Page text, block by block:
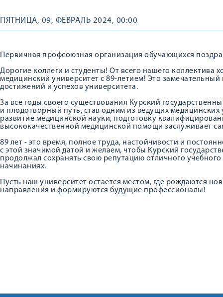
ПЯТНИЦА, 09, ФЕВРАЛЬ 2024, 00:00
Первичная профсоюзная организация обучающихся
Дорогие коллеги и студенты! От всего нашего коллектива
медицинский университет с 89-летием! Это
достижений и успехов университета.
За все годы своего существования Курский
и плодотворный путь, став одним из ведущих
развитие медицинской науки, подготовку
высококачественной медицинской помощи заслуживает
89 лет - это время, полное труда, настойчивости и
с этой значимой датой и желаем, чтобы Курский
продолжал сохранять свою репутацию отличного учебного
начинаниях.
Пусть наш университет остается местом, где рождаются
направления и формируются будущие профессионалы!